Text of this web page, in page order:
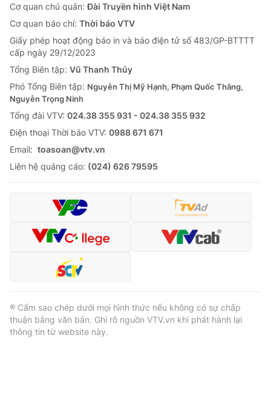
Cơ quan chủ quản:Đài Truyền hình Việt Nam
Cơ quan báo chí: Thời báo VTV
Giấy phép hoạt động báo in và báo điện tử số 483/GP-BTTTT
cấp ngày 29/12/2023
Tổng Biên tập: Vũ Thanh Thủy
Phó Tổng Biên tập: Nguyễn Thị Mỹ Hạnh, Phạm Quốc Thắng,
Nguyễn Trọng Ninh
Tổng đài VTV: 024.38 355 931 - 024.38 355 932
Ðiện thoại Thời báo VTV: 0988 671 671
Email: toasoan@vtv.vn
Liên hệ quảng cáo: (024) 626 79595
® Cấm sao chép dưới mọi hình thức nếu không có sự chấp
thuận bằng văn bản. Ghi rõ nguồn VTV.vn khi phát hành lại
thông tin từ website này.